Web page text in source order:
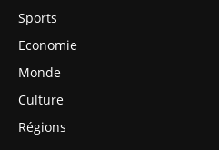
Sports
Economie
Monde
Culture
Régions